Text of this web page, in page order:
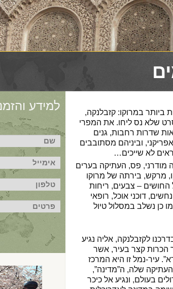
ביותר במרוקו: קזבלנקה,
שלא נס ליחו. את המפרי
שדרות רחבות, גנים
וביניהם מסתובבים
לא שייכים…
פס, העתיקה בערים
מרקש, בירתה של מרוקו
– צבעים, ריחות
דוכני אוכל, רופאי
כן נשלב במסלול טיול
לקזבלנקה, אליה נגיע
הכרות קצר בעיר, אשר
עיר-נמל זו היא המרכז
שלה, ה”מדינה”,
בעולם, ונגיע אל כיכר
למידע